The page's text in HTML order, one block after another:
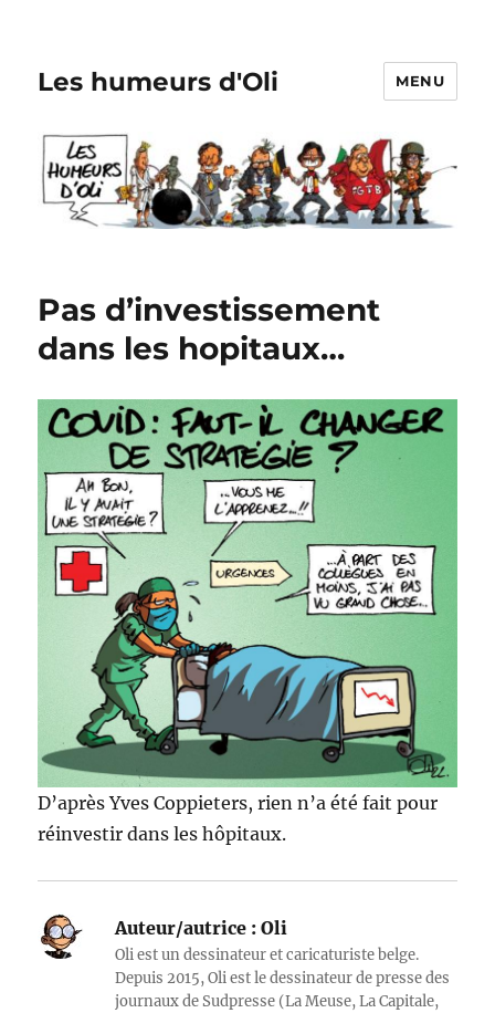
Les humeurs d'Oli MENU
Pas d’investissement
dans les hopitaux…
D’après Yves Coppieters, rien n’a été fait pour
réinvestir dans les hôpitaux.
Auteur/autrice : Oli
Oli est un dessinateur et caricaturiste belge.
Depuis 2015, Oli est le dessinateur de presse des
journaux de Sudpresse (La Meuse, La Capitale,